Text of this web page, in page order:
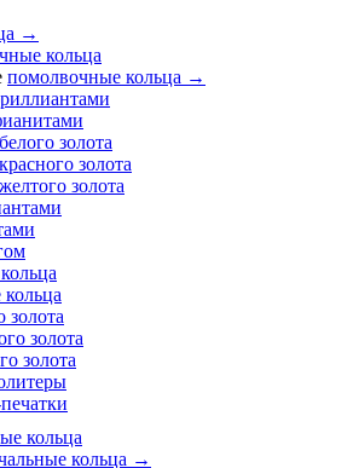
→
кольца
помолвочные кольца →
золота
золота
золота
золота
золота
золота
кольца
кольца →